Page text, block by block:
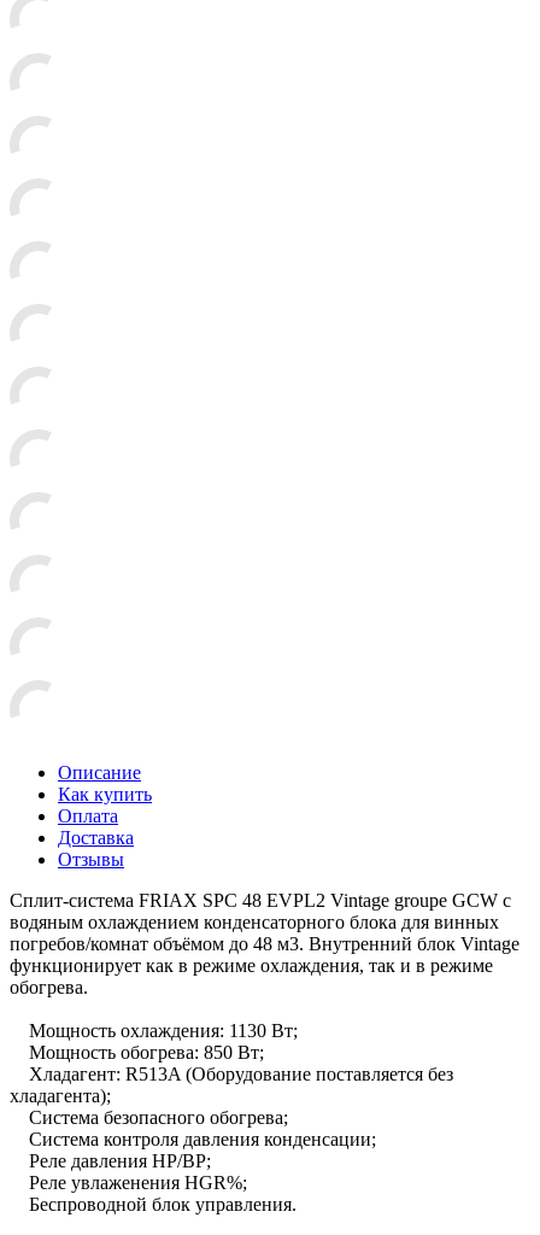
Описание
Как купить
Оплата
Доставка
Отзывы
Сплит-система FRIAX SPC 48 EVPL2 Vintage groupe GCW с
водяным охлаждением конденсаторного блока для винных
погребов/комнат объёмом до 48 м3. Внутренний блок Vintage
функционирует как в режиме охлаждения, так и в режиме
обогрева.
Мощность охлаждения: 1130 Вт;
Мощность обогрева: 850 Вт;
Хладагент: R513A (Оборудование поставляется без
хладагента);
Система безопасного обогрева;
Система контроля давления конденсации;
Реле давления HP/BP;
Реле увлаженения HGR%;
Беспроводной блок управления.